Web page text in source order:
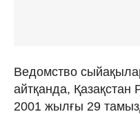
Ведомство
айтқанда, Қазақстан
2001 жылғы 29